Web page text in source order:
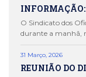
O Sindicato dos
durante a manhã,
31 Março, 2026
REUNIÃO DO